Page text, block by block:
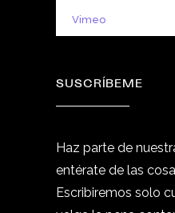
Vimeo
SUSCRÍBEME
Haz parte de
entérate de las
Escribiremos solo